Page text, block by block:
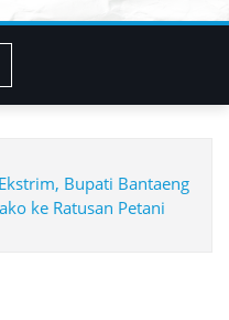
Bupati Bantaeng
ke Ratusan Petani